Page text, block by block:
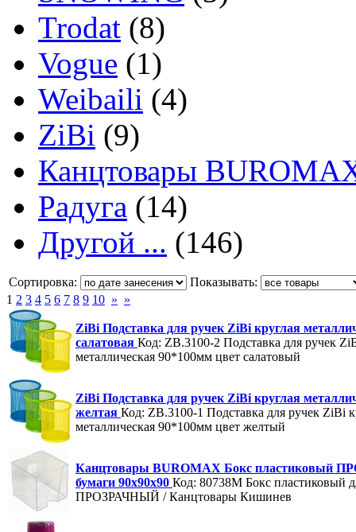
Trodat (8)
Vogue (1)
Weibaili (4)
ZiBi (9)
Канцтовары
Радуга (14)
Другой ... (146)
Сортировка:
Показывать:
1 2 3 4 5 6 7 8 9 10 » »
ZiBi Подставка для ручек ZiBi круглая
салатовая Код: ZB.3100-2 Подставка для ручек
металлическая 90*100мм цвет салатовый
ZiBi Подставка для ручек ZiBi круглая
желтая Код: ZB.3100-1 Подставка для ручек ZiBi
металлическая 90*100мм цвет желтый
Канцтовары BUROMAX Бокс пластиковый
бумаги 90х90х90 Код: 80738M Бокс пластиковый
ПРОЗРАЧНЫЙ / Канцтовары Кишинев